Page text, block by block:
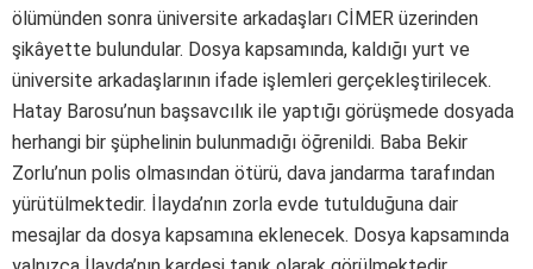
ölümünden sonra üniversite arkadaşları CİMER üzerinden
şikâyette bulundular. Dosya kapsamında, kaldığı yurt ve
üniversite arkadaşlarının ifade işlemleri gerçekleştirilecek.
Hatay Barosu’nun başsavcılık ile yaptığı görüşmede dosyada
herhangi bir şüphelinin bulunmadığı öğrenildi. Baba Bekir
Zorlu’nun polis olmasından ötürü, dava jandarma tarafından
yürütülmektedir. İlayda’nın zorla evde tutulduğuna dair
mesajlar da dosya kapsamına eklenecek. Dosya kapsamında